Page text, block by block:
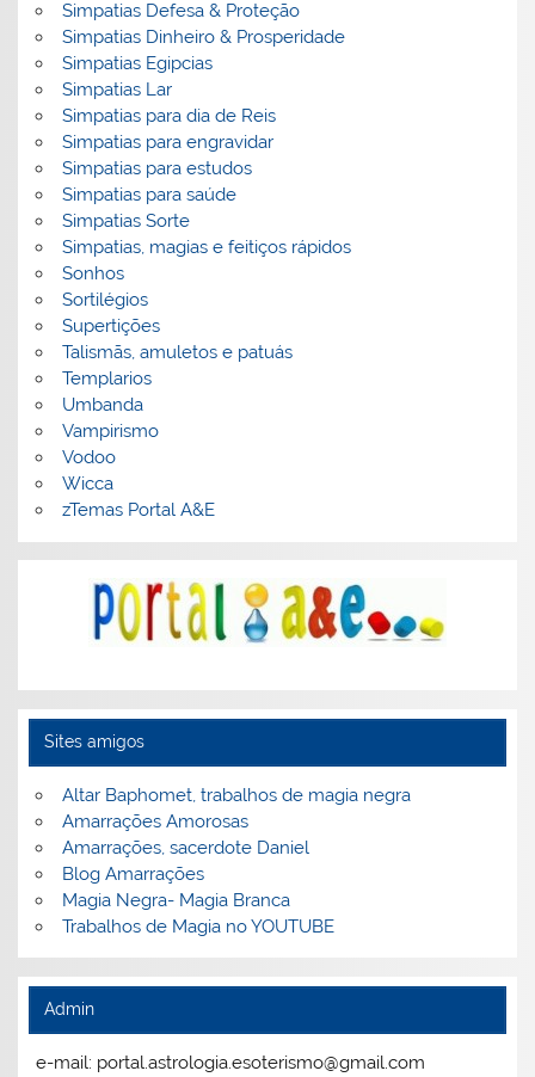
Simpatias Defesa & Proteção
Simpatias Dinheiro & Prosperidade
Simpatias Egipcias
Simpatias Lar
Simpatias para dia de Reis
Simpatias para engravidar
Simpatias para estudos
Simpatias para saúde
Simpatias Sorte
Simpatias, magias e feitiços rápidos
Sonhos
Sortilégios
Supertições
Talismãs, amuletos e patuás
Templarios
Umbanda
Vampirismo
Vodoo
Wicca
zTemas Portal A&E
Sites amigos
Altar Baphomet, trabalhos de magia negra
Amarrações Amorosas
Amarrações, sacerdote Daniel
Blog Amarrações
Magia Negra- Magia Branca
Trabalhos de Magia no YOUTUBE
Admin
e-mail: portal.astrologia.esoterismo@gmail.com